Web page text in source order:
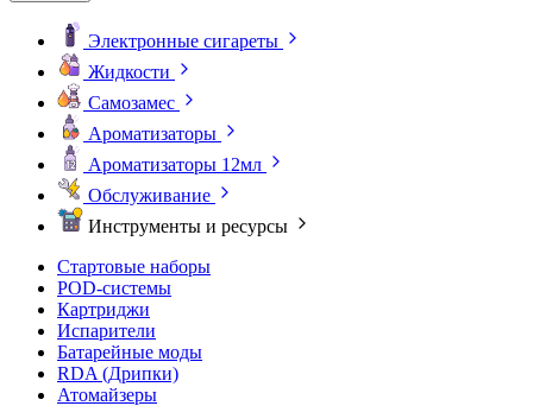
Электронные сигареты
Жидкости
Самозамес
Ароматизаторы
Ароматизаторы 12мл
Обслуживание
Инструменты и ресурсы
Стартовые наборы
POD-системы
Картриджи
Испарители
Батарейные моды
RDA (Дрипки)
Атомайзеры